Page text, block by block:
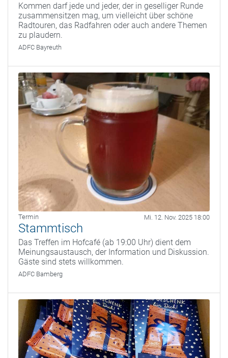
Kommen darf jede und jeder, der in geselliger Runde
zusammensitzen mag, um vielleicht über schöne
Radtouren, das Radfahren oder auch andere Themen
zu plaudern.
ADFC Bayreuth
Termin Mi. 12. Nov. 2025 18:00
Stammtisch
Das Treffen im Hofcafé (ab 19:00 Uhr) dient dem
Meinungsaustausch, der Information und Diskussion.
Gäste sind stets willkommen.
ADFC Bamberg